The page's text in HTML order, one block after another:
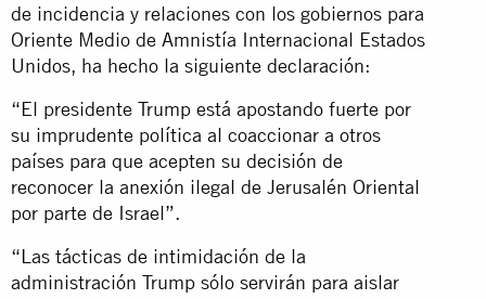
de incidencia y relaciones con los gobiernos para
Oriente Medio de Amnistía Internacional Estados
Unidos, ha hecho la siguiente declaración:
“El presidente Trump está apostando fuerte por
su imprudente política al coaccionar a otros
países para que acepten su decisión de
reconocer la anexión ilegal de Jerusalén Oriental
por parte de Israel”.
“Las tácticas de intimidación de la
administración Trump sólo servirán para aislar